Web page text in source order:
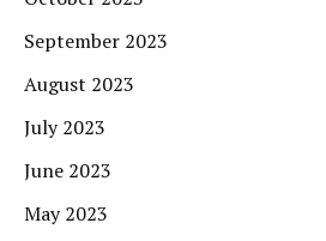
September 2023
August 2023
July 2023
June 2023
May 2023